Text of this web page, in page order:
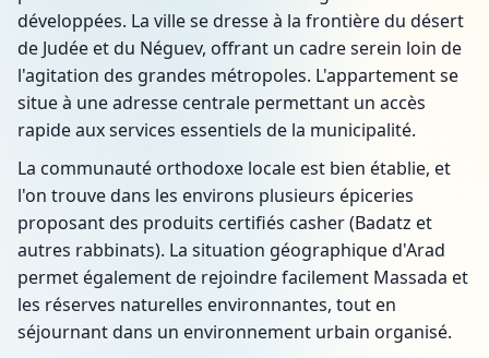
développées. La ville se dresse à la frontière du désert
de Judée et du Néguev, offrant un cadre serein loin de
l'agitation des grandes métropoles. L'appartement se
situe à une adresse centrale permettant un accès
rapide aux services essentiels de la municipalité.
La communauté orthodoxe locale est bien établie, et
l'on trouve dans les environs plusieurs épiceries
proposant des produits certifiés casher (Badatz et
autres rabbinats). La situation géographique d'Arad
permet également de rejoindre facilement Massada et
les réserves naturelles environnantes, tout en
séjournant dans un environnement urbain organisé.